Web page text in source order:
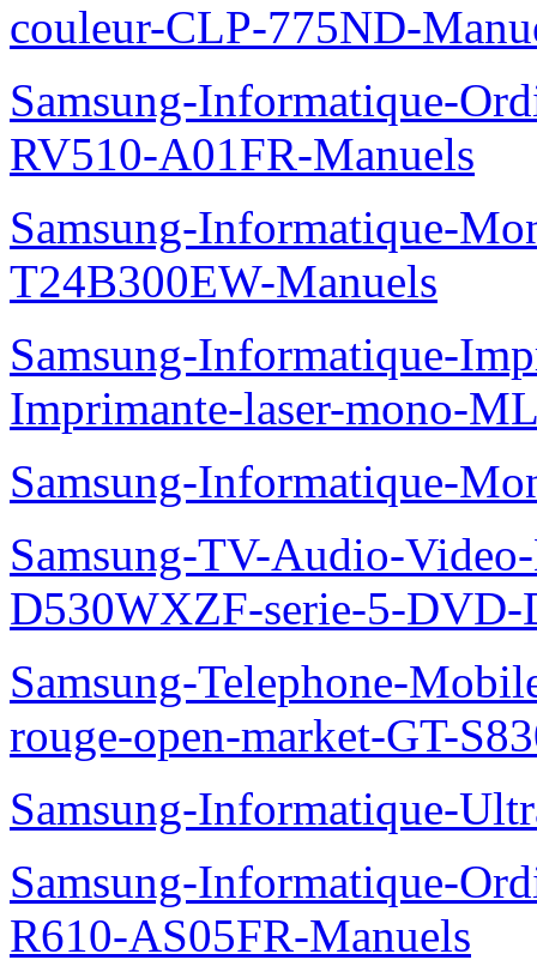
couleur-CLP-775ND-
Samsung-Informatique-
RV510-A01FR-Manuels
Samsung-Informatique-
T24B300EW-Manuels
Samsung-Informatique-
Imprimante-laser-mono-
Samsung-Informatique-
Samsung-TV-Audio-
D530WXZF-serie-5-DVD-
Samsung-Telephone-
rouge-open-market-GT-
Samsung-Informatique-
Samsung-Informatique-
R610-AS05FR-Manuels